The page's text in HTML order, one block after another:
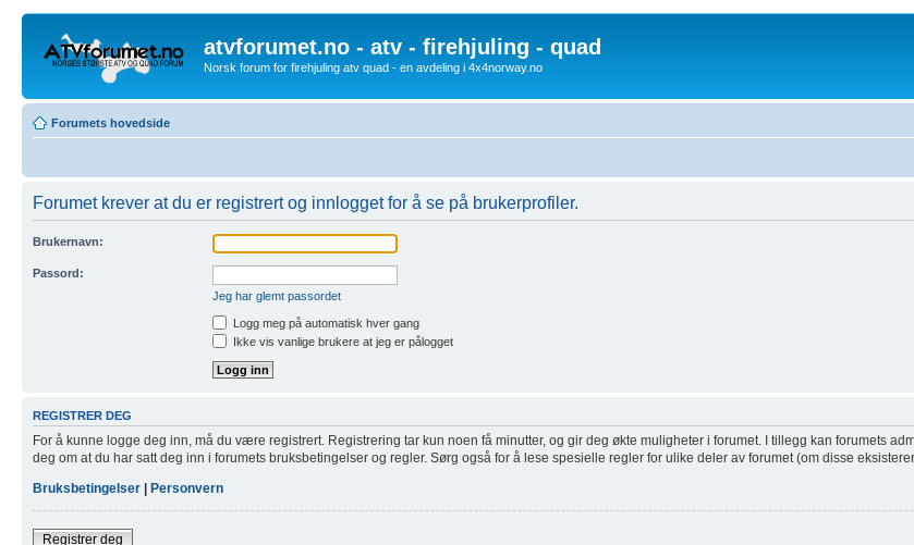
atvforumet.no - atv - firehjuling - quad
Norsk forum for firehjuling atv quad - en avdeling i 4x4norway.no
Forumets hovedside
Forumet krever at du er registrert og innlogget for å se på brukerprofiler.
Brukernavn:
Passord:
Jeg har glemt passordet
Logg meg på automatisk hver gang
Ikke vis vanlige brukere at jeg er pålogget
REGISTRER DEG
For å kunne logge deg inn, må du være registrert. Registrering tar kun noen få minutter, og gir deg økte muligheter i forumet. I tillegg kan forumets
deg om at du har satt deg inn i forumets bruksbetingelser og regler. Sørg også for å lese spesielle regler for ulike deler av forumet (om disse
Bruksbetingelser
Personvern
Registrer deg